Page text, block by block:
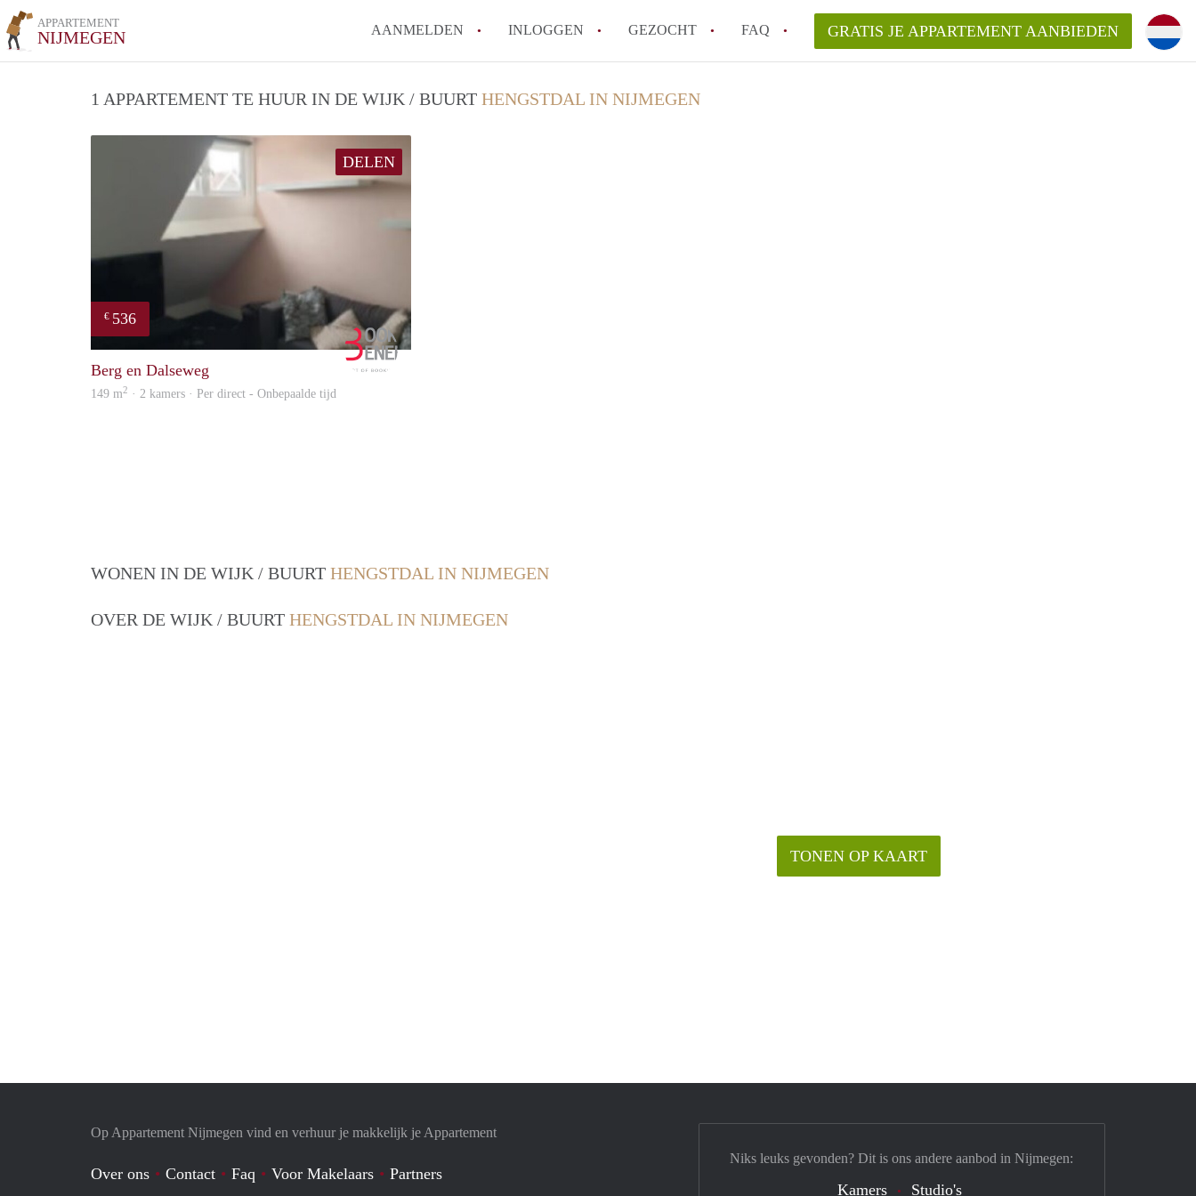
APPARTEMENT
NIJMEGEN AANMELDEN INLOGGEN GEZOCHT FAQ GRATIS JE APPARTEMENT AANBIEDEN
1 APPARTEMENT TE HUUR IN DE WIJK / BUURT HENGSTDAL IN NIJMEGEN
DELEN
€ 536
Booking Benefits
Berg en Dalseweg
149 m2 · 2 kamers · Per direct - Onbepaalde tijd
WONEN IN DE WIJK / BUURT HENGSTDAL IN NIJMEGEN
OVER DE WIJK / BUURT HENGSTDAL IN NIJMEGEN
TONEN OP KAART
Op Appartement Nijmegen vind en verhuur je makkelijk je Appartement
Over ons Contact Faq Voor Makelaars Partners
Niks leuks gevonden? Dit is ons andere aanbod in Nijmegen:
Kamers Studio's